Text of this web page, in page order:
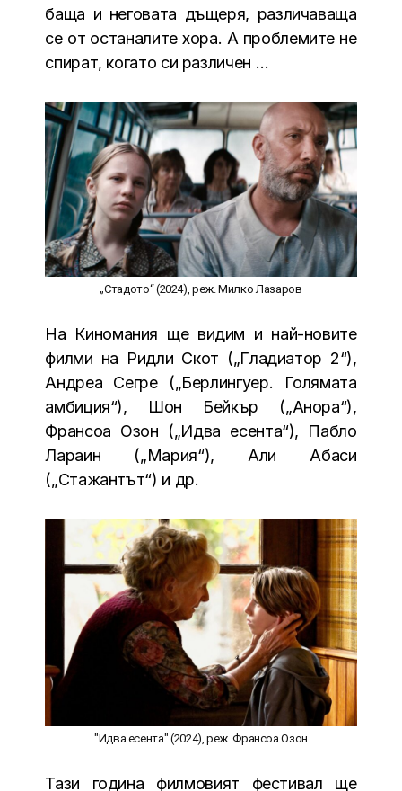
баща и неговата дъщеря, различаваща
се от останалите хора. А проблемите не
спират, когато си различен …
„Стадото“ (2024), реж. Милко Лазаров
На Киномания ще видим и най-новите
филми на Ридли Скот („Гладиатор 2“),
Андреа Сегре („Берлингуер. Голямата
амбиция“), Шон Бейкър („Анора“),
Франсоа Озон („Идва есента“), Пабло
Лараин („Мария“), Али Абаси
(„Стажантът“) и др.
"Идва есента" (2024), реж. Франсоа Озон
Тази година филмовият фестивал ще